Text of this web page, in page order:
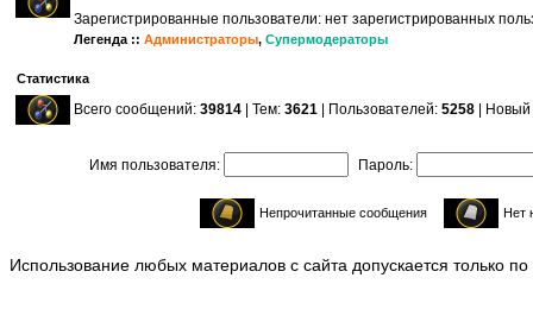
Зарегистрированные пользователи: нет зарегистрированных
Легенда :: Администраторы, Супермодераторы
Статистика
Всего сообщений: 39814 | Тем: 3621 | Пользователей: 5258 |
Имя пользователя: Пароль:
Непрочитанные сообщения Нет
Использование любых материалов с сайта допускается только